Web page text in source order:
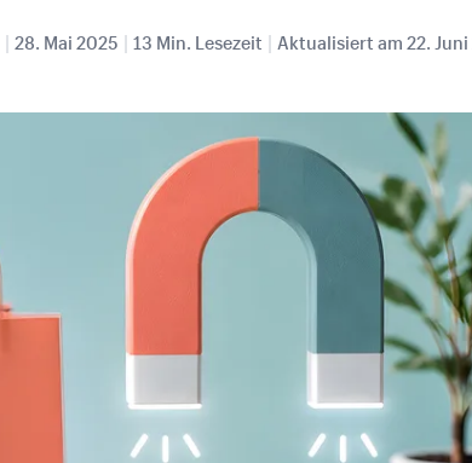
| 28. Mai 2025 | 13 Min. Lesezeit | Aktualisiert am 22.